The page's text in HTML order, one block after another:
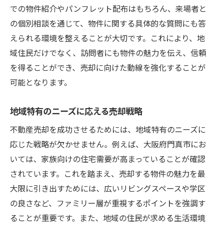
での物件紹介やパンフレット配布はもちろん、来場者と
の個別相談を通じて、物件に関する具体的な質問にも答
えられる環境を整えることが大切です。これにより、地
域住民だけでなく、訪問者にも物件の魅力を伝え、信頼
を得ることができ、売却に向けた動線を強化することが
可能となります。
地域特有のニーズに応える売却戦略
不動産売却を成功させるためには、地域特有のニーズに
応じた戦略が欠かせません。例えば、大阪府門真市にお
いては、家族向けの住宅需要が高まっていることが確認
されています。これを踏まえ、売却する物件の魅力を最
大限に引き出すためには、広いリビングスペースや学区
の良さなど、ファミリー層が重視するポイントを強調す
ることが重要です。また、地域の住民が求める生活環境